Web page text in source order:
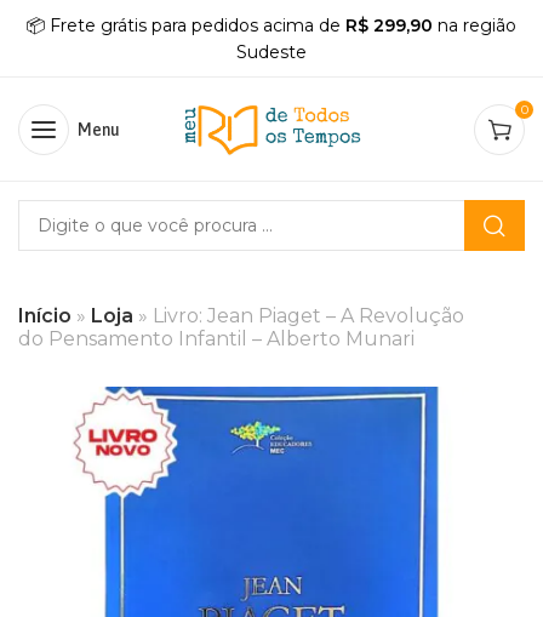
📦 Frete grátis para pedidos acima de R$ 299,90 na região
Sudeste
Menu
0
Início » Loja » Livro: Jean Piaget – A Revolução
do Pensamento Infantil – Alberto Munari